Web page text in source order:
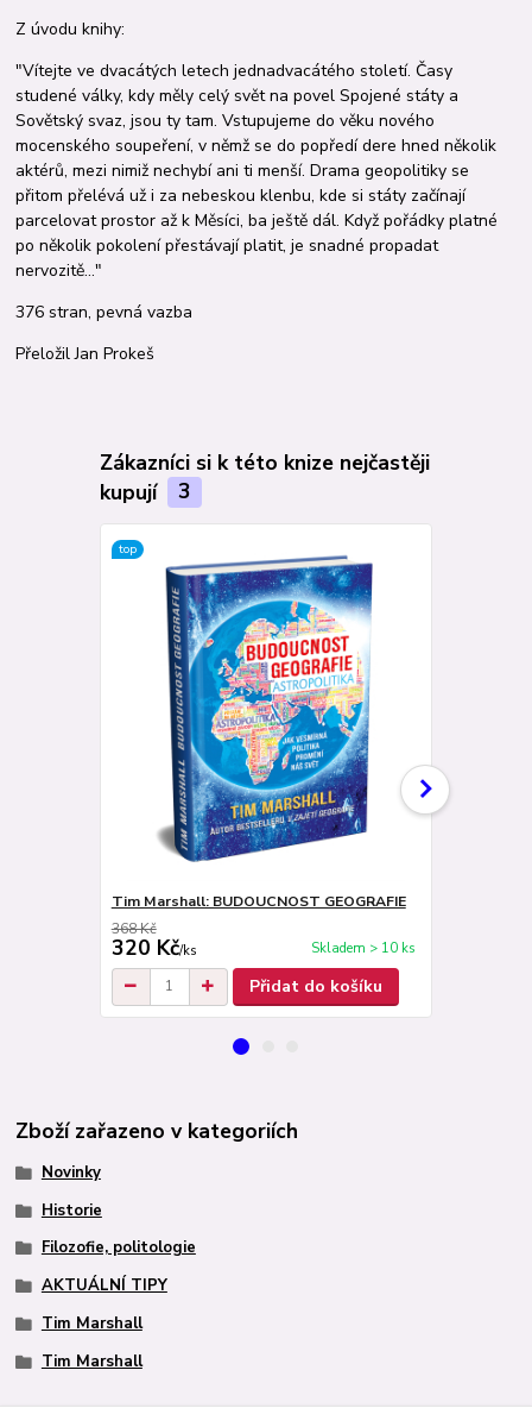
Z úvodu knihy:
"Vítejte ve dvacátých letech jednadvacátého století. Časy
studené války, kdy měly celý svět na povel Spojené státy a
Sovětský svaz, jsou ty tam. Vstupujeme do věku nového
mocenského soupeření, v němž se do popředí dere hned několik
aktérů, mezi nimiž nechybí ani ti menší. Drama geopolitiky se
přitom přelévá už i za nebeskou klenbu, kde si státy začínají
parcelovat prostor až k Měsíci, ba ještě dál. Když pořádky platné
po několik pokolení přestávají platit, je snadné propadat
nervozitě…"
376 stran, pevná vazba
Přeložil Jan Prokeš
Zákazníci si k této knize nejčastěji
kupují
3
top
Tim Marshall: BUDOUCNOST GEOGRAFIE
368 Kč
320 Kč/ks Skladem > 10 ks
Přidat do košíku
Zboží zařazeno v kategoriích
Novinky
Historie
Filozofie, politologie
AKTUÁLNÍ TIPY
Tim Marshall
Tim Marshall